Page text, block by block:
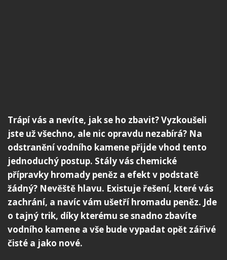
Trápí vás a nevíte, jak se ho zbavit? Vyzkoušeli
jste už všechno, ale nic opravdu nezabírá? Na
odstranění vodního kamene přijde vhod tento
jednoduchý postup. Stály vás chemické
přípravky hromady peněz a efekt v podstatě
žádný? Nevěště hlavu. Existuje řešení, které vás
zachrání, a navíc vám ušetří hromadu peněz. Jde
o tajný trik, díky kterému se snadno zbavíte
vodního kamene a vše bude vypadat opět zářivé
čisté a jako nové.